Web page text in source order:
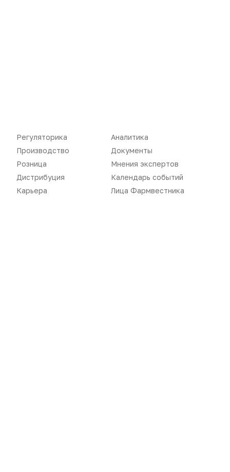
Карьера
Аналитика
Документы
Бизнес
Оформить подписку
Архив номеров
Реклама в газете
Реклама на сайте
Регуляторика
Производство
Розница
Дистрибуция
Карьера
Аналитика
Документы
Мнения экспертов
Календарь событий
Лица Фармвестника